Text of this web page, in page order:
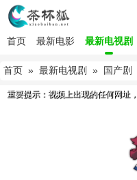
首页 最新电影 最新电视剧
首页 » 最新电视剧 » 国产剧